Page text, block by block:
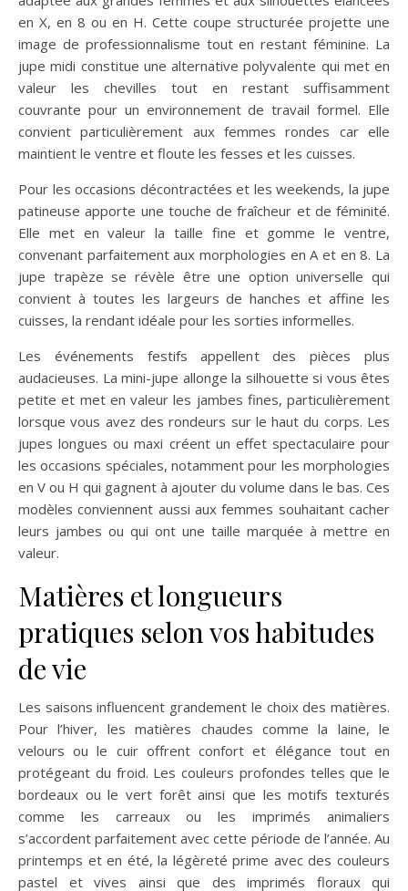
en X, en 8 ou en H. Cette coupe structurée projette une
image de professionnalisme tout en restant féminine. La
jupe midi constitue une alternative polyvalente qui met en
valeur les chevilles tout en restant suffisamment
couvrante pour un environnement de travail formel. Elle
convient particulièrement aux femmes rondes car elle
maintient le ventre et floute les fesses et les cuisses.
Pour les occasions décontractées et les weekends, la jupe
patineuse apporte une touche de fraîcheur et de féminité.
Elle met en valeur la taille fine et gomme le ventre,
convenant parfaitement aux morphologies en A et en 8. La
jupe trapèze se révèle être une option universelle qui
convient à toutes les largeurs de hanches et affine les
cuisses, la rendant idéale pour les sorties informelles.
Les événements festifs appellent des pièces plus
audacieuses. La mini-jupe allonge la silhouette si vous êtes
petite et met en valeur les jambes fines, particulièrement
lorsque vous avez des rondeurs sur le haut du corps. Les
jupes longues ou maxi créent un effet spectaculaire pour
les occasions spéciales, notamment pour les morphologies
en V ou H qui gagnent à ajouter du volume dans le bas. Ces
modèles conviennent aussi aux femmes souhaitant cacher
leurs jambes ou qui ont une taille marquée à mettre en
valeur.
Matières et longueurs
pratiques selon vos habitudes
de vie
Les saisons influencent grandement le choix des matières.
Pour l’hiver, les matières chaudes comme la laine, le
velours ou le cuir offrent confort et élégance tout en
protégeant du froid. Les couleurs profondes telles que le
bordeaux ou le vert forêt ainsi que les motifs texturés
comme les carreaux ou les imprimés animaliers
s’accordent parfaitement avec cette période de l’année. Au
printemps et en été, la légèreté prime avec des couleurs
pastel et vives ainsi que des imprimés floraux qui